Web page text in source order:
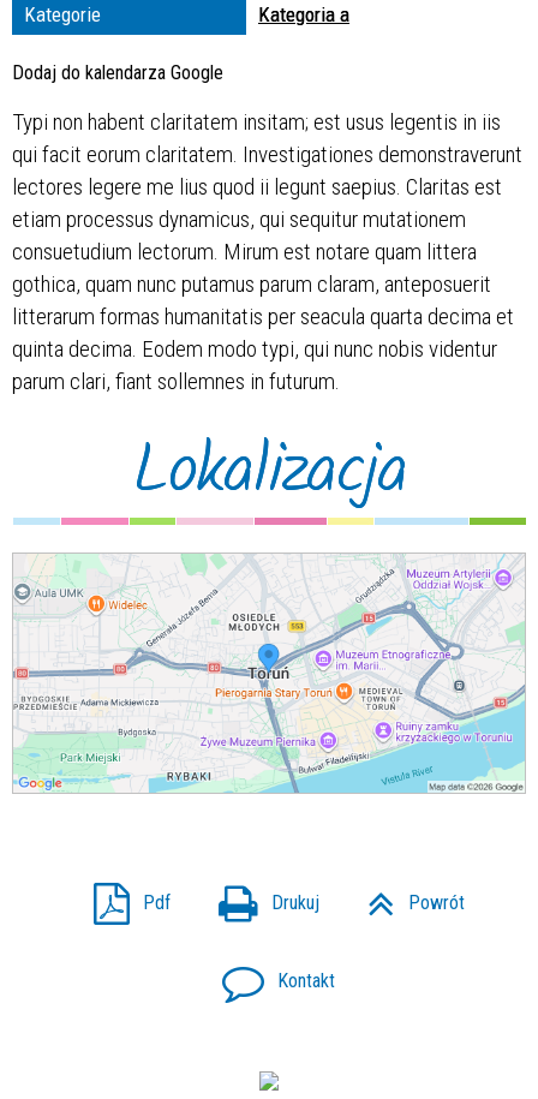
Miejsce
Organizator
Kategorie
Kategoria a
Dodaj do kalendarza Google
Typi non habent claritatem insitam; est usus legentis in iis
qui facit eorum claritatem. Investigationes demonstraverunt
lectores legere me lius quod ii legunt saepius. Claritas est
etiam processus dynamicus, qui sequitur mutationem
consuetudium lectorum. Mirum est notare quam littera
gothica, quam nunc putamus parum claram, anteposuerit
litterarum formas humanitatis per seacula quarta decima et
quinta decima. Eodem modo typi, qui nunc nobis videntur
parum clari, fiant sollemnes in futurum.
Lokalizacja
Pdf Drukuj Powrót
Kontakt